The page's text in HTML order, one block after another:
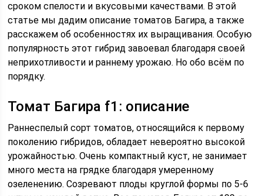
сроком спелости и вкусовыми качествами. В этой
статье мы дадим описание томатов Багира, а также
расскажем об особенностях их выращивания. Особую
популярность этот гибрид завоевал благодаря своей
неприхотливости и раннему урожаю. Но обо всём по
порядку.
Томат Багира f1: описание
Раннеспелый сорт томатов, относящийся к первому
поколению гибридов, обладает невероятно высокой
урожайностью. Очень компактный куст, не занимает
много места на грядке благодаря умеренному
озеленению. Созревают плоды круглой формы по 5-6